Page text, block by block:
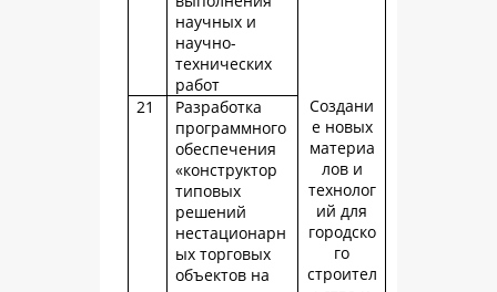
научных и
научно-
технических
работ
Создани
е новых
материа
лов и
технолог
ий для
городско
го
строител
21
Разработка
программного
обеспечения
«конструктор
типовых
решений
нестационарн
ых торговых
объектов на